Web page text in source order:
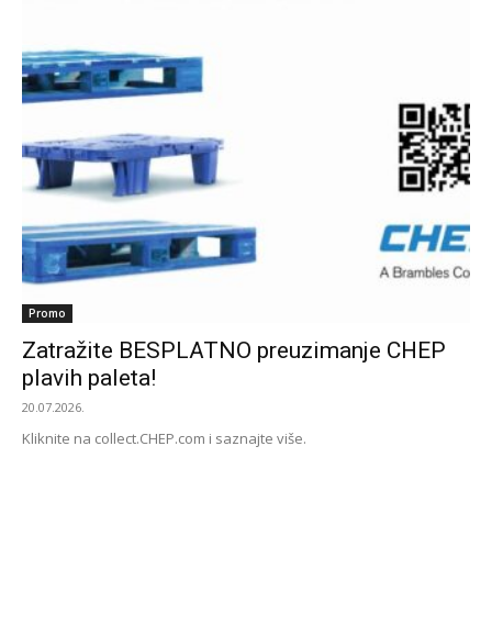
Promo
Zatražite BESPLATNO preuzimanje CHEP
plavih paleta!
20.07.2026.
Kliknite na collect.CHEP.com i saznajte više.